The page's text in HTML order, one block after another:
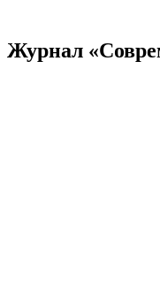
Журнал